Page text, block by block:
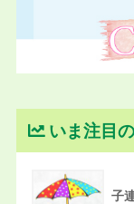
いま注目
子